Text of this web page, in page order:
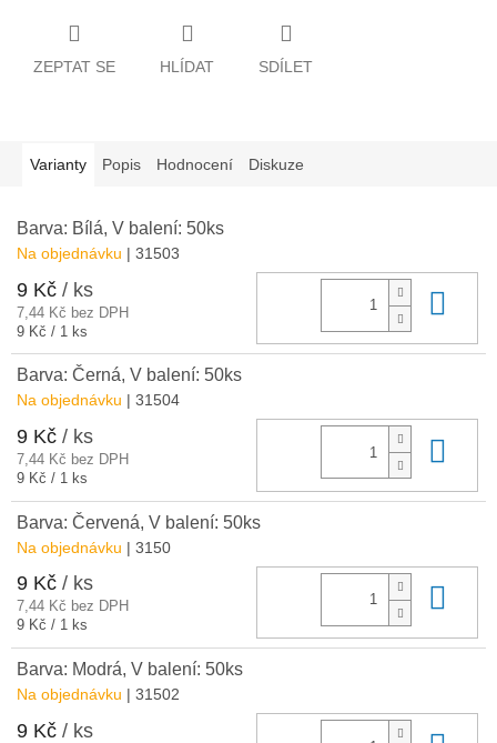
ZEPTAT SE HLÍDAT SDÍLET
Varianty Popis Hodnocení Diskuze
Barva: Bílá, V balení: 50ks
Na objednávku | 31503
9 Kč / ks
7,44 Kč bez DPH
Měrná
9 Kč / 1 ks
Barva: Černá, V balení: 50ks
Na objednávku | 31504
9 Kč / ks
7,44 Kč bez DPH
Měrná
9 Kč / 1 ks
Barva: Červená, V balení: 50ks
Na objednávku | 3150
9 Kč / ks
7,44 Kč bez DPH
Měrná
9 Kč / 1 ks
Barva: Modrá, V balení: 50ks
Na objednávku | 31502
9 Kč / ks